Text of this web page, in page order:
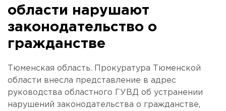
области нарушают
законодательство о
гражданстве
Тюменская область. Прокуратура Тюменской
области внесла представление в адрес
руководства областного ГУВД об устранении
нарушений законодательства о гражданстве,